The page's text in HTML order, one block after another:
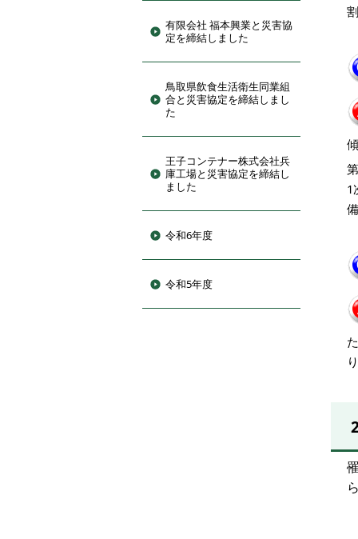
有限会社 福本興業と災害協
定を締結しました
鳥取県飲食生活衛生同業組
合と災害協定を締結しまし
た
王子コンテナー株式会社兵
庫工場と災害協定を締結し
ました
令和6年度
令和5年度
1